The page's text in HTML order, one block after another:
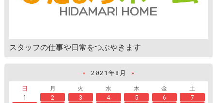
スタッフの仕事や日常をつぶやきます
« 2021年8月
»
日
月 火 水 木 金
土
1
2 3 4 5 6
7